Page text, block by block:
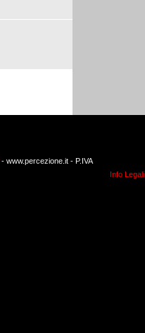
- www.percezione.it - P.IVA
Info Legali